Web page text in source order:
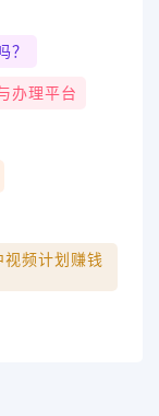
？
办理平台
频计划赚钱